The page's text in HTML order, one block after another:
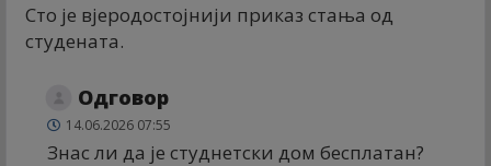
Сто је вјеродостојнији приказ стања од
студената.
Одговор
14.06.2026 07:55
Знас ли да је студнетски дом бесплатан?